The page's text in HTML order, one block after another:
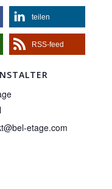
teilen
RSS-feed
etage.com